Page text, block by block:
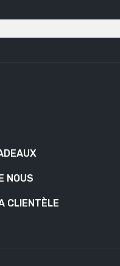
NOUS
CLIENTÈLE